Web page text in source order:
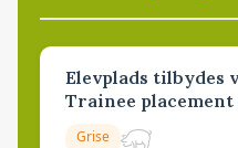
Elevplads tilbydes
Trainee
Grise